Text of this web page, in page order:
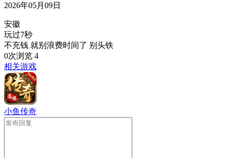
2026年05月09日
安徽
玩过7秒
不充钱 就别浪费时间了 别头铁
0次浏览 4
相关游戏
小鱼传奇